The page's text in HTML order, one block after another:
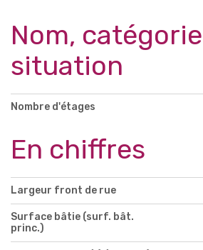
Nom,
situation
Nombre d'étages
En chiffres
Largeur front de rue
Surface bâtie (surf. bât.
princ.)